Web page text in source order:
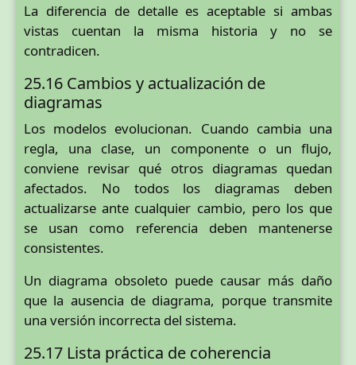
La diferencia de detalle es aceptable si ambas
vistas cuentan la misma historia y no se
contradicen.
25.16 Cambios y actualización de
diagramas
Los modelos evolucionan. Cuando cambia una
regla, una clase, un componente o un flujo,
conviene revisar qué otros diagramas quedan
afectados. No todos los diagramas deben
actualizarse ante cualquier cambio, pero los que
se usan como referencia deben mantenerse
consistentes.
Un diagrama obsoleto puede causar más daño
que la ausencia de diagrama, porque transmite
una versión incorrecta del sistema.
25.17 Lista práctica de coherencia